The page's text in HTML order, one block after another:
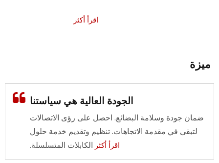
اقرأ أكثر
ميزة
الجودة العالية هي سياستنا
ضمان جودة وسلامة البضائع. احصل على رؤى الاتصالات
لتبقى في مقدمة الاتجاهات. تنظيم وتقديم خدمة حلول
الكابلات المتسلسلة. اقرأ أكثر